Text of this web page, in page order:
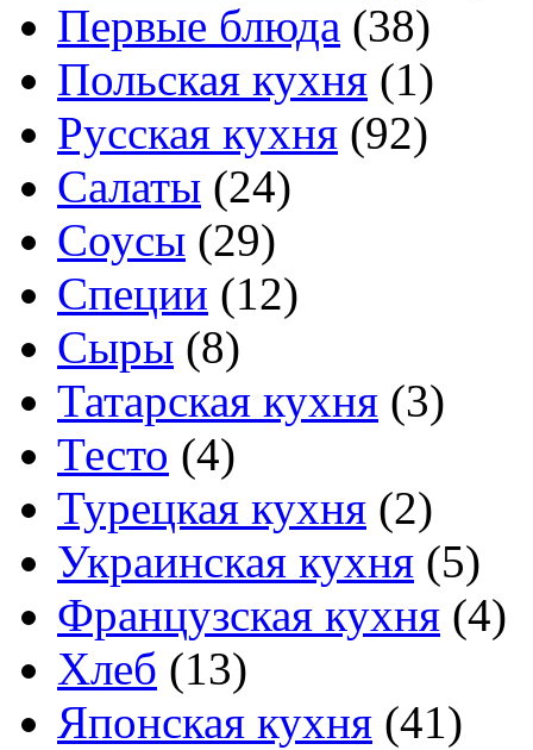
Первые блюда (38)
Польская кухня (1)
Русская кухня (92)
Салаты (24)
Соусы (29)
Специи (12)
Сыры (8)
Татарская кухня (3)
Тесто (4)
Турецкая кухня (2)
Украинская кухня (5)
Французская кухня (4)
Хлеб (13)
Японская кухня (41)